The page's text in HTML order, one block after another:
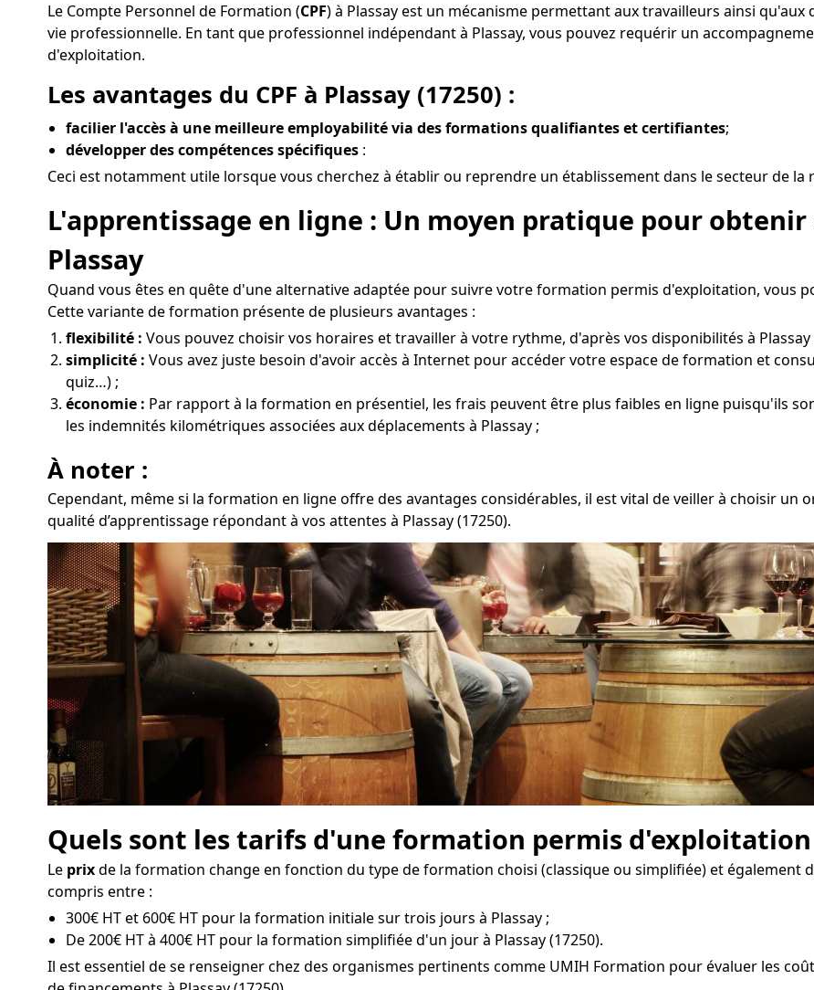
Le Compte Personnel de Formation (CPF) à Plassay est un mécanisme permettant aux travailleurs ainsi
vie professionnelle. En tant que professionnel indépendant à Plassay, vous pouvez requérir un
d'exploitation.
Les avantages du CPF à Plassay (17250) :
facilier l'accès à une meilleure employabilité via des formations qualifiantes et certifiantes;
développer des compétences spécifiques :
Ceci est notamment utile lorsque vous cherchez à établir ou reprendre un établissement dans le secteur de la
L'apprentissage en ligne : Un moyen pratique pour
Plassay
Quand vous êtes en quête d'une alternative adaptée pour suivre votre formation permis d'exploitation, vous
Cette variante de formation présente de plusieurs avantages :
flexibilité : Vous pouvez choisir vos horaires et travailler à votre rythme, d'après vos disponibilités à Plassay
simplicité : Vous avez juste besoin d'avoir accès à Internet pour accéder votre espace de formation et
quiz…) ;
économie : Par rapport à la formation en présentiel, les frais peuvent être plus faibles en ligne puisqu'ils
les indemnités kilométriques associées aux déplacements à Plassay ;
À noter :
Cependant, même si la formation en ligne offre des avantages considérables, il est vital de veiller à choisir
qualité d’apprentissage répondant à vos attentes à Plassay (17250).
Quels sont les tarifs d'une formation permis d'exploitation
Le prixde la formation change en fonction du type de formation choisi (classique ou simplifiée) et également
compris entre :
300€ HT et 600€ HT pour la formation initiale sur trois jours à Plassay ;
De 200€ HT à 400€ HT pour la formation simplifiée d'un jour à Plassay (17250).
Il est essentiel de se renseigner chez des organismes pertinents comme UMIH Formation pour évaluer les